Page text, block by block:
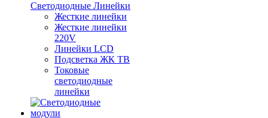
Светодиодные Линейки
Жесткие линейки
Жесткие линейки
220V
Линейки LCD
Подсветка ЖК ТВ
Токовые
светодиодные
линейки